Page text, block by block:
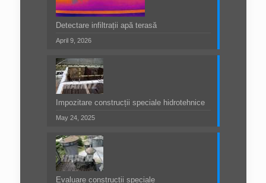
Detectare infiltrații apă terasă
April 9, 2026
Impozitare construcții speciale hidrotehnice
May 24, 2025
Evaluare construcții speciale